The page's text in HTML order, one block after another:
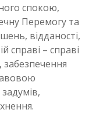
спокою,
Перемогу та
відданості,
справі – справі
забезпечення